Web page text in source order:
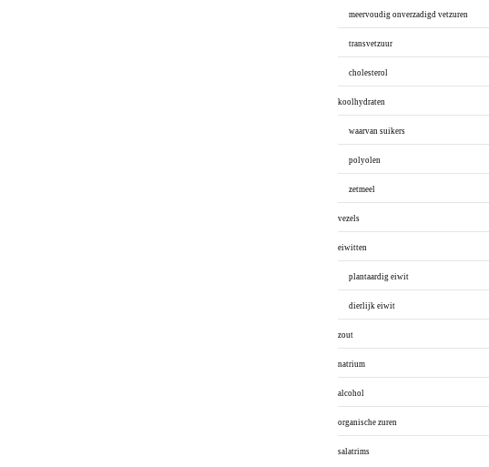
meervoudig onverzadigd vetzuren
transvetzuur
cholesterol
koolhydraten
waarvan suikers
polyolen
zetmeel
vezels
eiwitten
plantaardig eiwit
dierlijk eiwit
zout
natrium
alcohol
organische zuren
salatrims